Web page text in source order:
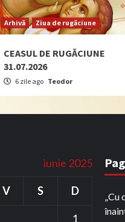
Arhivă Ziua de rugăciune
CEASUL DE RUGĂCIUNE
31.07.2026
6 zile ago Teodor
iunie 2025
V S D
1
„Cu